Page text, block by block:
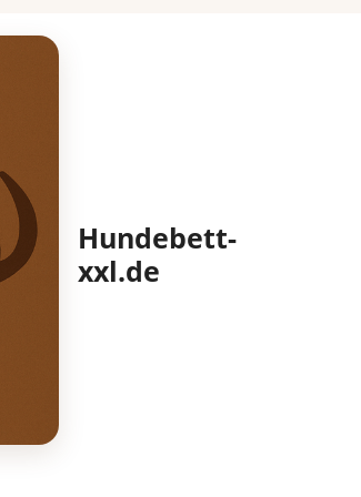
Hundebett-
xxl.de